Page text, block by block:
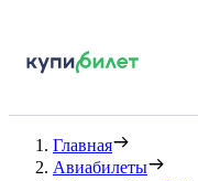
Главная
Авиабилеты